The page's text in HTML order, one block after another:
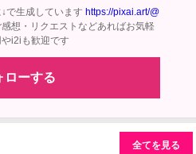
で生成しています https://pixai.art/@
想・リクエストなどあればお気軽
i2iも歓迎です
ローする
全てを見る